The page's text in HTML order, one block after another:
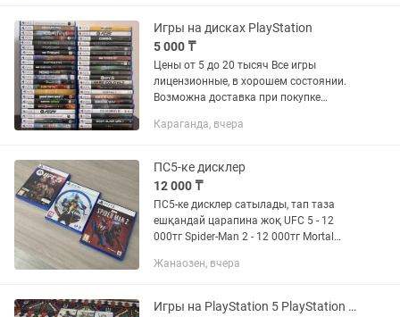
DUTY...
Игры на дисках PlayStation
5 000 ₸
Цены от 5 до 20 тысяч Все игры
лицензионные, в хорошем состоянии.
Возможна доставка при покупке
Shredder’s Revenge → Черепашки-
Караганда, вчера
ПС5-ке дисклер
12 000 ₸
ПС5-ке дисклер сатылады, тап таза
ешқандай царапина жоқ UFC 5 - 12
000тг Spider-Man 2 - 12 000тг Mortal
Жанаозен, вчера
Игры на PlayStation 5 PlayStation 4 Диски Gta5 Призрак Цусимы Фифа